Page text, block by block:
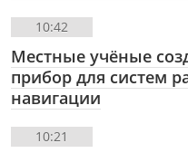
10:42
Местные учёные
прибор для систем
навигации
10:21